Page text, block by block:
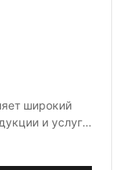
широкий
и услуг.